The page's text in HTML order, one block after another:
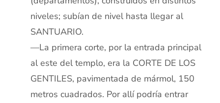
niveles; subían de nivel hasta llegar al
SANTUARIO.
—La primera corte, por la entrada principal
al este del templo, era la CORTE DE LOS
GENTILES, pavimentada de mármol, 150
metros cuadrados. Por allí podría entrar